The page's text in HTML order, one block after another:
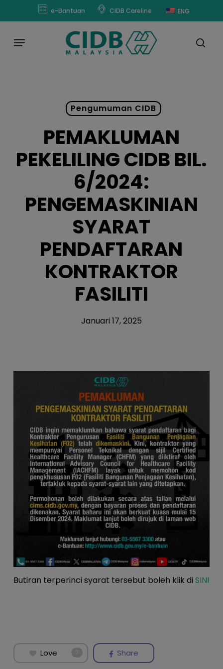
content
e-Bantuan CIDB Careline ENG
Menu
Pengumuman CIDB
PEMAKLUMAN
PEKELILING CIDB BIL.
6/2024:
PENGEMASKINIAN
SYARAT
PENDAFTARAN
KONTRAKTOR
FASILITI
Januari 17, 2025
Butiran terperinci syarat tersebut boleh klik di SINI
Love 0 Share